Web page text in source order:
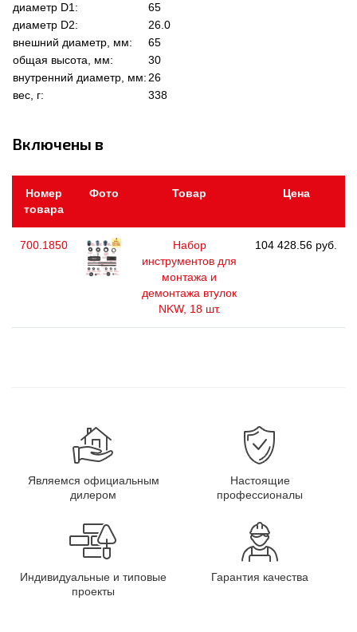
диаметр D1:
65
диаметр D2:
26.0
внешний диаметр, мм:
65
общая высота, мм:
30
внутренний диаметр, мм: 26
вес, г:
338
Включены в
Номер
товара
Фото Товар Цена
700.1850
Набор
инструментов для
монтажа и
демонтажа втулок
NKW, 18 шт.
104 428.56 руб.
Являемся официальным
дилером
Настоящие
профессионалы
Индивидуальные и типовые
проекты
Гарантия качества